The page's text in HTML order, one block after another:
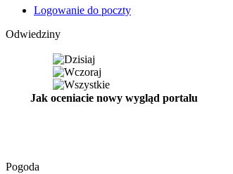
Logowanie do poczty
Odwiedziny
Jak oceniacie nowy wygląd portalu
Pogoda